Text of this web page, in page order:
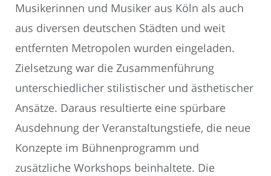
Musikerinnen und Musiker aus Köln als auch
aus diversen deutschen Städten und weit
entfernten Metropolen wurden eingeladen.
Zielsetzung war die Zusammenführung
unterschiedlicher stilistischer und ästhetischer
Ansätze. Daraus resultierte eine spürbare
Ausdehnung der Veranstaltungstiefe, die neue
Konzepte im Bühnenprogramm und
zusätzliche Workshops beinhaltete. Die